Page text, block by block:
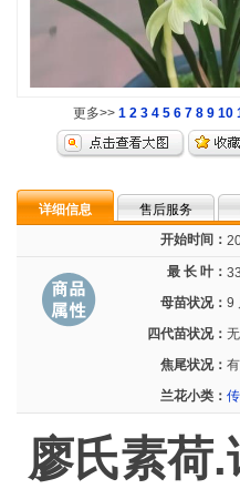
更多>> 1 2 3 4 5 6 7 8 9 10
详细信息 售后服务
开始时间：
最 长 叶：
母苗状况： 9
四代苗状况： 无
焦尾状况：
兰花小类：
廖氏素荷